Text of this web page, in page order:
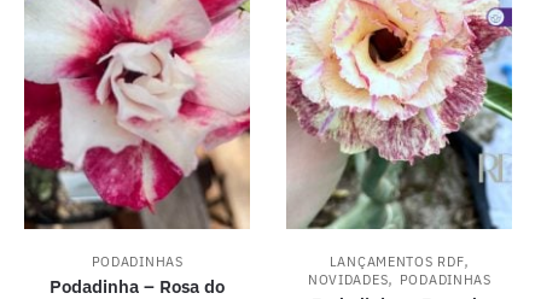
PODADINHAS
Podadinha – Rosa do
LANÇAMENTOS RDF,
NOVIDADES, PODADINHAS